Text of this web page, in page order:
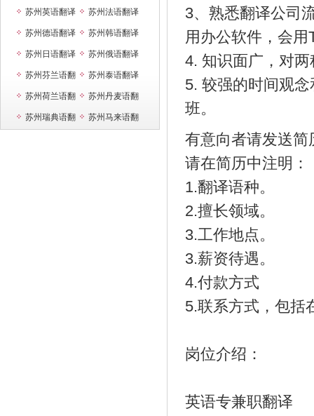
3、熟悉翻译公司
用办公软件，会
4. 知识面广，对
5. 较强的时间观
班。
有意向者请发送简
请在简历中注明：
1.翻译语种。
2.擅长领域。
3.工作地点。
3.薪资待遇。
4.付款方式
5.联系方式，包括
岗位介绍：
英语专兼职翻译
苏州英语翻译 苏州法语翻译
苏州德语翻译 苏州韩语翻译
苏州日语翻译 苏州俄语翻译
苏州芬兰语翻
译
苏州泰语翻译
苏州荷兰语翻
译
苏州丹麦语翻
译
苏州瑞典语翻 苏州马来语翻